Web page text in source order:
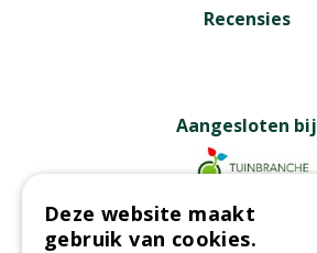
Recensies
Aangesloten bij
Partners
Deze website maakt
gebruik van cookies.